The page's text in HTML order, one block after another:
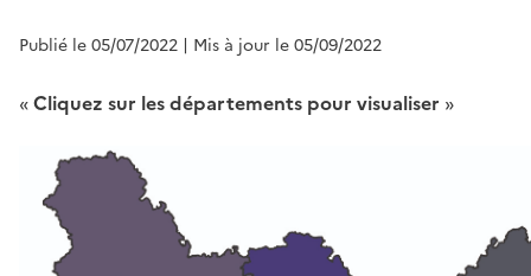
Publié le 05/07/2022 | Mis à jour le 05/09/2022
«Cliquez sur les départements pour visualiser »